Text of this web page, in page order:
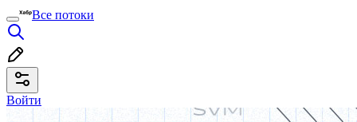
Все потоки
Войти